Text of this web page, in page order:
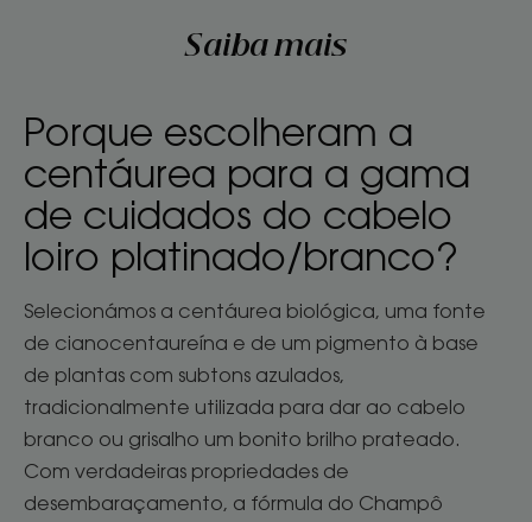
Saiba mais
Porque escolheram a
centáurea para a gama
de cuidados do cabelo
loiro platinado/branco?
Selecionámos a centáurea biológica, uma fonte
de cianocentaureína e de um pigmento à base
de plantas com subtons azulados,
tradicionalmente utilizada para dar ao cabelo
branco ou grisalho um bonito brilho prateado.
Com verdadeiras propriedades de
desembaraçamento, a fórmula do Champô